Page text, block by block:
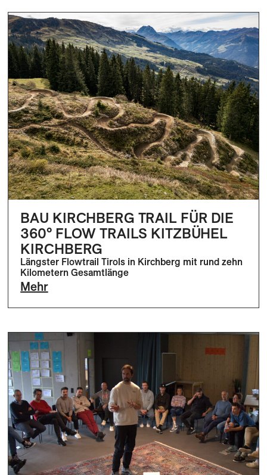
BAU KIRCHBERG TRAIL FÜR DIE
360° FLOW TRAILS KITZBÜHEL
KIRCHBERG
Längster Flowtrail Tirols in Kirchberg mit rund zehn
Kilometern Gesamtlänge
Mehr